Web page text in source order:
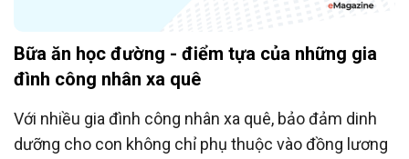
Bữa ăn học đường - điểm tựa của những gia
đình công nhân xa quê
Với nhiều gia đình công nhân xa quê, bảo đảm dinh
dưỡng cho con không chỉ phụ thuộc vào đồng lương